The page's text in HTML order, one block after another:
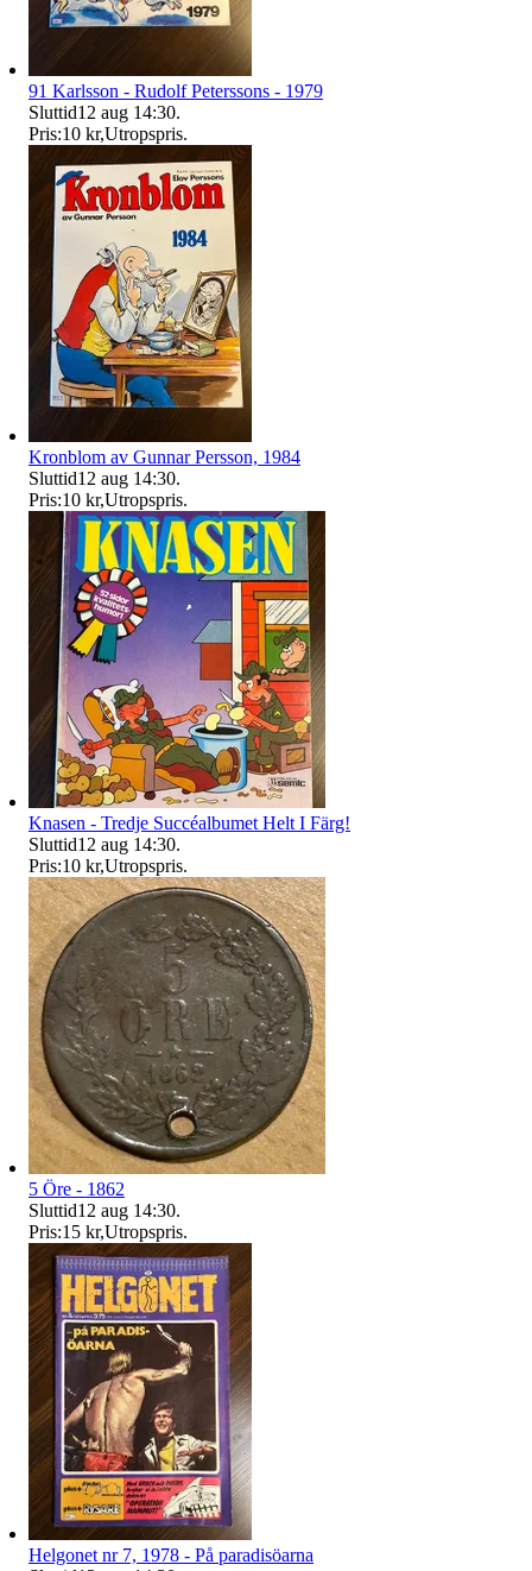
91 Karlsson - Rudolf Peterssons - 1979
Sluttid12 aug 14:30.
Pris:10 kr,Utropspris.
Kronblom av Gunnar Persson, 1984
Sluttid12 aug 14:30.
Pris:10 kr,Utropspris.
Knasen - Tredje Succéalbumet Helt I Färg!
Sluttid12 aug 14:30.
Pris:10 kr,Utropspris.
5 Öre - 1862
Sluttid12 aug 14:30.
Pris:15 kr,Utropspris.
Helgonet nr 7, 1978 - På paradisöarna